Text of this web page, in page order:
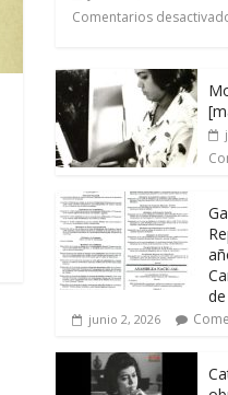
Comentarios
junio 2, 2026